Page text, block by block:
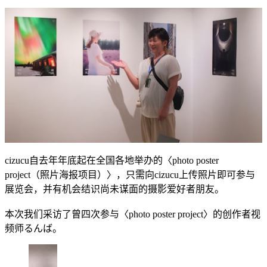
cizucu自去年年底起在全国各地举办的〈photo poster
project（照片海报项目）〉，只需向cizucu上传照片即可参与
展览会，并有机会结识尚未谋面的摄影爱好者朋友。
本次我们采访了曾四次参与〈photo poster project〉的创作者视
频师るんば。